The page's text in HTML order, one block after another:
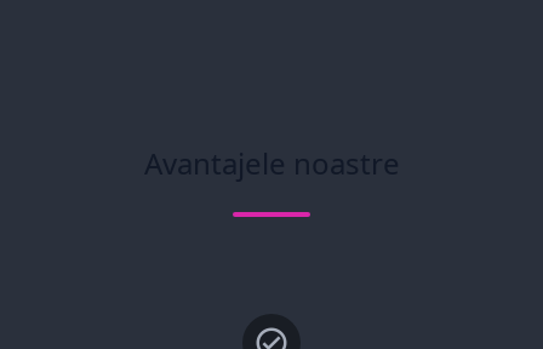
Avantajele noastre